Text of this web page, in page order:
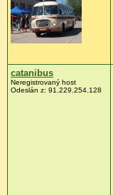
catanibus
Neregistrovaný host
Odeslán z: 91.229.254.128